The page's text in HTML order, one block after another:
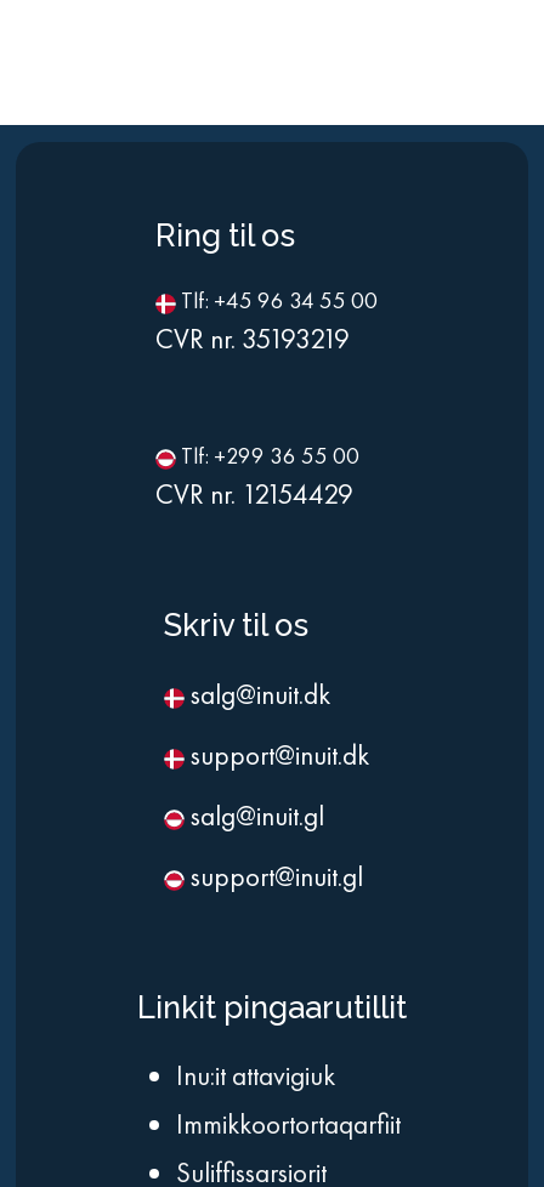
Ring til os
Tlf: +45 96 34 55 00
CVR nr. 35193219
Tlf: +299 36 55 00
CVR nr. 12154429
Skriv til os
salg@inuit.dk
support@inuit.dk
salg@inuit.gl
support@inuit.gl
Linkit pingaarutillit
Inu:it attavigiuk
Immikkoortortaqarfiit
Suliffissarsiorit